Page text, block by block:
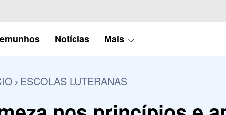
Notícias Mais
ESCOLAS LUTERANAS